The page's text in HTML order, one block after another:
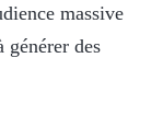
massive
générer des